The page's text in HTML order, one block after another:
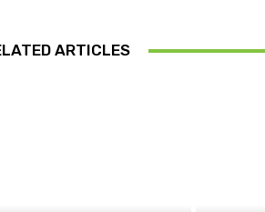
ARTICLES